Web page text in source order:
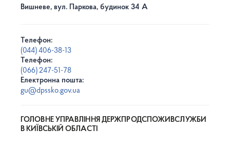
Вишневе, вул. Паркова, будинок 34 А
Телефон:
(044) 406-38-13
Телефон:
(066) 247-51-78
Електронна пошта:
gu@dpssko.gov.ua
ГОЛОВНЕ УПРАВЛІННЯ ДЕРЖПРОДСПОЖИВСЛУЖБИ
В КИЇВСЬКІЙ ОБЛАСТІ